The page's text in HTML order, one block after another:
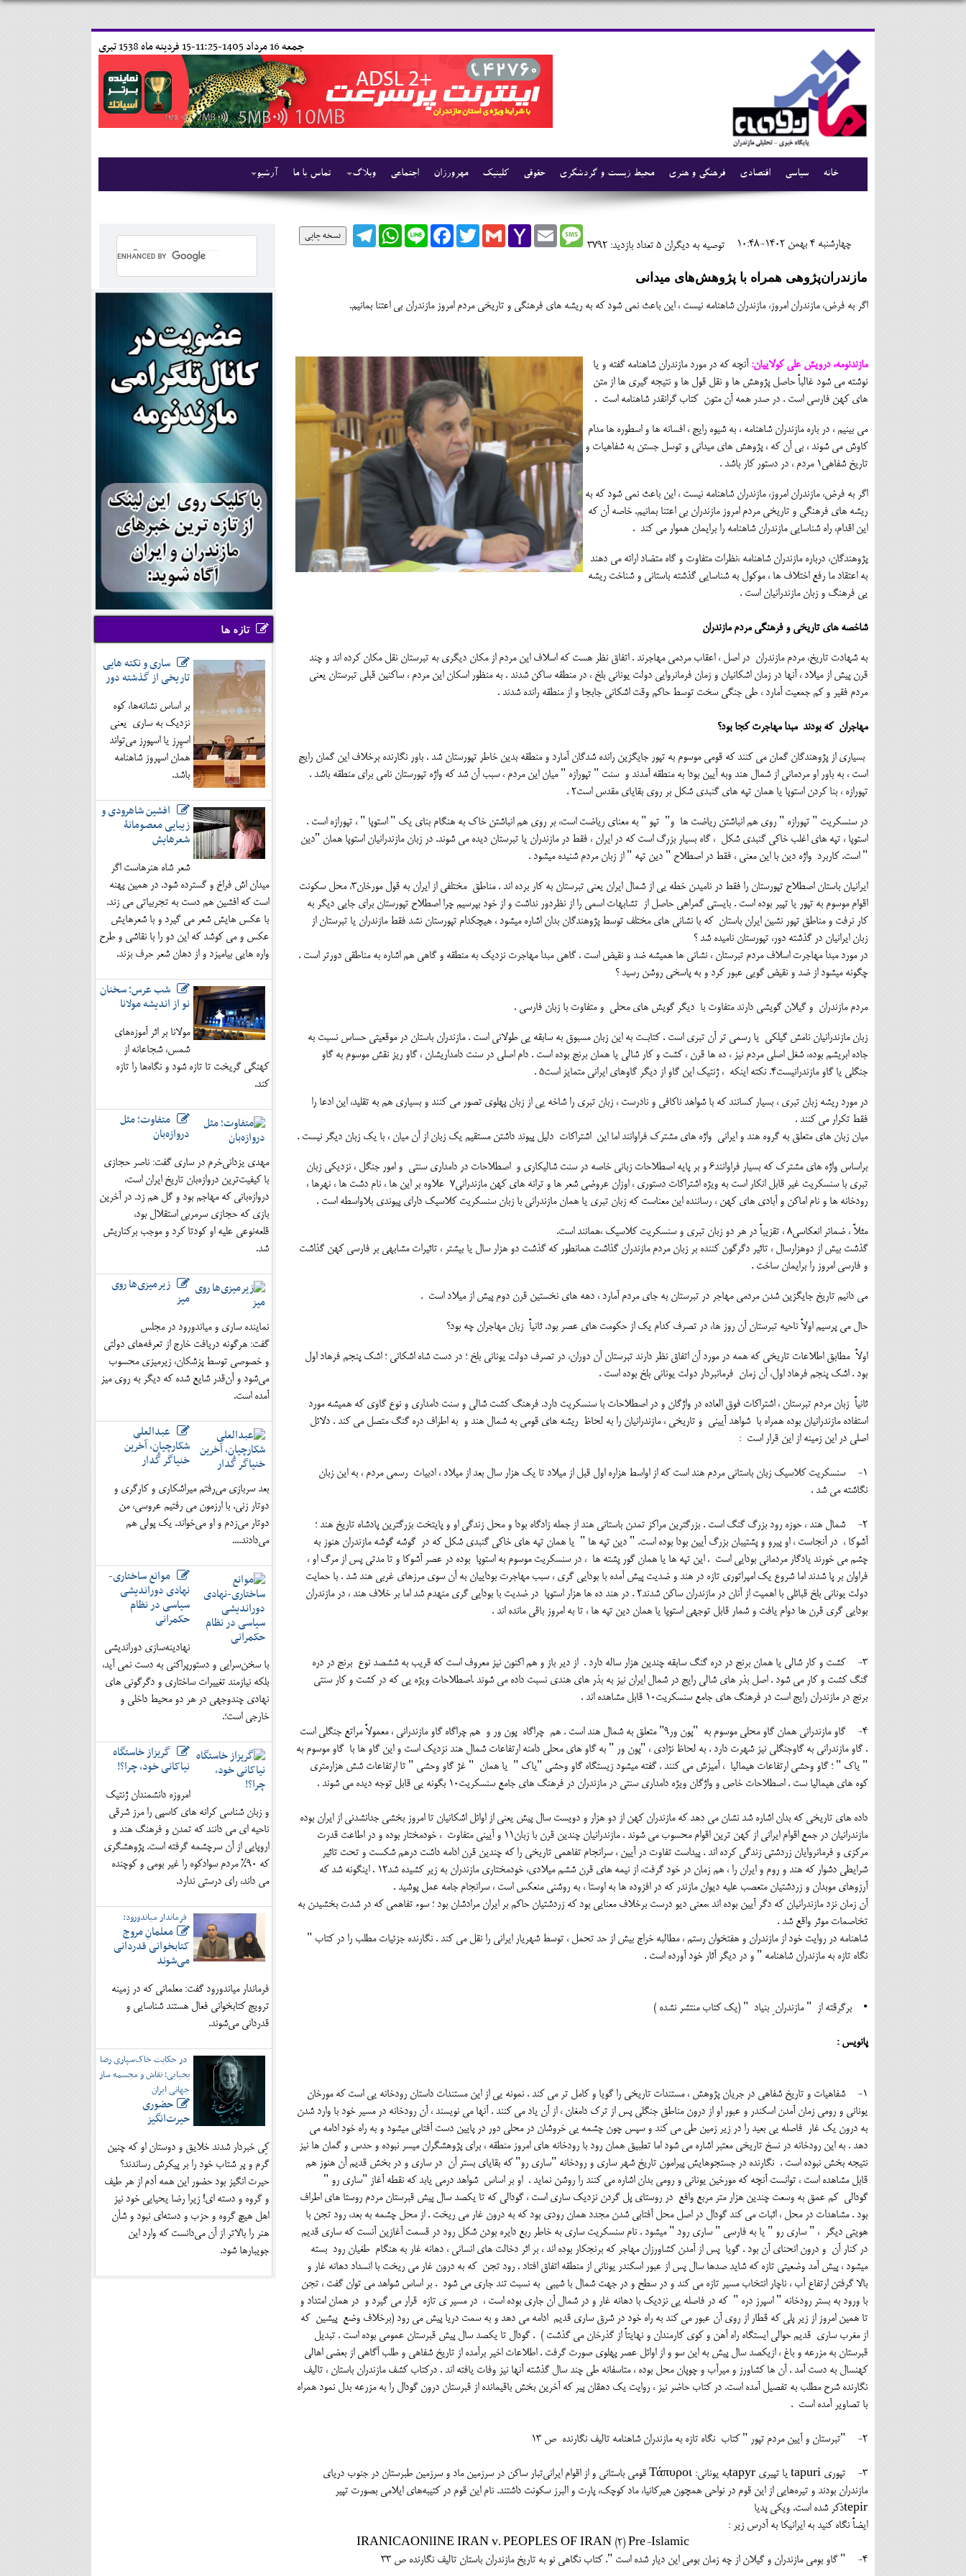
15 فردينه ماه 1538 تبری جمعه 16 مرداد 1405-11:25-
آرشیو تماس با ما وبلاگ اجتماعی مهرورزان کلینیک حقوقی محیط زیست و گردشگری فرهنگی و هنری اقتصادی سیاسی خانه
نسخه چاپیTelegramWhatsApp Line
FacebookTwitterGmailYahoo
Mail
EmailMessage
تعداد بازدید: 3792 توصیه به دیگران 5 چهارشنبه 4 بهمن 1402-10:48
مازندران‌پژوهی همراه با پژوهش‌های میدانی
اگر به فرض، مازندران امروز، مازندران شاهنامه نیست ، این باعث نمی شود که به ریشه های فرهنگی و تاریخی مردم امروز مازندران بی اعتنا بمانیم.
مازندنومه، درویش علی کولاییان: آنچه که در مورد مازندران شاهنامه گفته و یا
نوشته می شود غالباً حاصل پژوهش ها و نقل قول ها و نتیجه گیری ها از متن
های کهن فارسی است . در صدر همه آن متون کتاب گرانقدر شاهنامه است .
می بینیم ، در باره مازندران شاهنامه ، به شیوه رایج ، افسانه ها و اسطوره ها مدام
کاوش می شوند ، بی آن که ، پژوهش های میدانی و توسل جستن به شفاهیات و
تاریخ شفاهی1 مردم ، در دستور کار باشد .
اگر به فرض، مازندران امروز، مازندران شاهنامه نیست ، این باعث نمی شود که به
ریشه های فرهنگی و تاریخی مردم امروز مازندران بی اعتنا بمانیم. خاصه آن که
این اقدام، راه شناسایی مازندران شاهنامه را برایمان هموار می کند .
پژوهندگان، درباره مازندران شاهنامه ،نظرات متفاوت و گاه متضاد ارائه می دهند
به اعتقاد ما رفع اختلاف ها ، موکول به شناسایی گذشته باستانی و شناخت ریشه
یی فرهنگ و زبان مازندرانیان است .
شاخصه های تاریخی و فرهنگی مردم مازندران
به شهادت تاریخ، مردم مازندران در اصل ، اعقاب مردمی مهاجرند . اتفاق نظر هست که اسلاف این مردم از مکان دیگری به تبرستان نقل مکان کرده اند و چند
قرن پیش از میلاد ، آنها در زمان اشکانیان و زمان فرمانروایی دولت یونانی بلخ ، در منطقه ساکن شدند . به منظور اسکان این مردم ، ساکنین قبلی تبرستان یعنی
مردم فقیر و کم جمعیت آمارد ، طی جنگی سخت توسط حاکم وقت اشکانی جابجا و از منطقه رانده شدند .
مهاجران که بودند مبدا مهاجرت کجا بود؟
بسیاری از پژوهندگان گمان می کنند که قومی موسوم به تپور جایگزین رانده شدگان آمارد و منطقه بدین خاطر تپورستان شد . باور نگارنده برخلاف این گمان رایج
است ، به باور او مردمانی از شمال هند وبه آیین بودا به منطقه آمدند و سنت " تپورازه " میان این مردم ، سبب آن شد که واژه تپورستان نامی برای منطقه باشد .
تپورازه ، بنا کردن استوپا یا همان تپه های گنبدی شکل بر روی بقایای مقدس است2 .
در سنسکریت " تپورازه " روی هم انباشتن ریاضت ها و" تپو " به معنای ریاضت است، بر روی هم انباشتن خاک به هنگام بنای یک " استوپا " ، تپورازه است .
استوپا ، تپه های اغلب خاکی گنبدی شکل ، گاه بسیار بزرگ است که در ایران ، فقط در مازندران یا تبرستان دیده می شوند. در زبان مازندرانیان استوپا همان "دین
" است. کاربرد واژه دین با این معنی ، فقط در اصطلاح " دین تپه " از زبان مردم شنیده میشود .
ایرانیان باستان اصطلاح تپورستان را فقط در نامیدن خطه یی از شمال ایران یعنی تبرستان به کار برده اند . مناطق مختلفی از ایران به قول مورخان3، محل سکونت
اقوام موسوم به تپور یا تپیر بوده است . بایستی گمراهی حاصل از تشابهات اسمی را از نظردور نداشت و از خود بپرسیم چرا اصطلاح تپورستان برای جایی دیگر به
کار نرفت و مناطق تپور نشین ایران باستان که با نشانی های مختلف توسط پژوهندگان بدان اشاره میشود ، هیچکدام تپورستان نشد فقط مازندران یا تبرستان از
زبان ایرانیان در گذشته دور، تپورستان نامیده شد ؟
در مورد مبدا مهاجرت اسلاف مردم تبرستان ، نشانی ها همیشه ضد و نقیض است . گاهی مبدا مهاجرت نزدیک به منطقه و گاهی هم اشاره به مناطقی دورتر است .
چگونه میشود از ضد و نقیض گویی عبور کرد و به پاسخی روشن رسید ؟
مردم مازندران و گیلان گویشی دارند متفاوت با دیگر گویش های محلی و متفاوت با زبان فارسی .
زبان مازندرانیان نامش گیلکی یا رسمی تر آن تبری است . کتابـت به این زبان مسبوق به سابقه یی طولانی است . مازندران باستان در موقعیتی حساس نسبت به
جاده ابریشم بوده، شغل اصلی مردم نیز ، ده ها قرن ، کشت و کار شالی یا همان برنج بوده است . دام اصلی در سنت دامداریشان ، گاو ریز نقش موسوم به گاو
جنگلی یا گاو مازندرانیست4. نکته اینکه ، ژنتیک این گاو از دیگر گاوهای ایرانی متمایز است5 .
در مورد ریشه زبان تبری ، بسیار کسانند که با شواهد ناکافی و نادرست ، زبان تبری را شاخه یی از زبان پهلوی تصور می کنند و بسیاری هم به تقلید، این ادعا را
فقط تکرار می کنند .
میان زبان های متعلق به گروه هند و ایرانی واژه های مشترک فراوانند اما این اشتراکات دلیل پیوند داشتن مستقیم یک زبان از آن میان ، با یک زبان دیگر نیست .
براساس واژه های مشترک که بسیار فراوانند6 و بر پایه اصطلاحات زبانی خاصه در سنت شالیکاری و اصطلاحات در دامداری سنتی و امور جنگل ، نزدیکی زبان
تبری با سنسکریت غیر قابل انکار است به ویژه اشتراکات دستوری ، اوزان عروضی شعر ها و ترانه های کهن مازندرانی7 علاوه بر این ها ، نام دشت ها ، نهرها ،
رودخانه ها و نام اماکن و آبادی های کهن ، رساننده این معناست که زبان تبری یا همان مازندرانی با زبان سنسکریت کلاسیک دارای پیوندی بلاواسطه است .
مثلاً ، ضمائر انعکاسی8 ، تقزیباً در هر دو زبان تبری و سنسکریت کلاسیک ،همانند است.
گذشت بیش از دوهزارسال ، تاثیر دگرگون کننده بر زبان مردم مازندران گذاشت همانطور که گذشت دو هزار سال یا بیشتر ، تاثیرات مشابهی بر فارسی کهن گذاشت
و فارسی امروز را برایمان ساخت .
می دانیم تاریخ جایگزین شدن مردمی مهاجر در تبرستان به جای مردم آمارد ، دهه های نخستین قرن دوم پیش از میلاد است .
حال می پرسیم اولاً ناحیه تبرستان آن روز ها، در تصرف کدام یک از حکومت های عصر بود. ثانیاً زبان مهاجران چه بود؟
اولاً مطابق اطلاعات تاریخی که همه در مورد آن اتفاق نظر دارند تبرستان آن دوران، در تصرف دولت یونانی بلخ ؛ در دست شاه اشکانی ؛ اشک پنجم فرهاد اول
بود . اشک پنجم فرهاد اول، آن زمان فرمانبردار دولت یونانی بلخ بوده است .
ثانیاً زبان مردم تبرستان ، اشتراکات فوق العاده در واژگان و در اصطلاحات با سنسکریت دارد. فرهنگ کشت شالی و سنت دامداری و نوع گاوی که همیشه مورد
استفاده مازندرانیان بوده همراه با شواهد آیینی و تاریخی ، مازندرانیان را به لحاظ ریشه های قومی به شمال هند و به اطراف دره گنگ متصل می کند . دلائل
اصلی در این زمینه از این قرار است :
1- سنسکریت کلاسیک زبان باستانی مردم هند است که از اواسط هزاره اول قبل از میلاد تا یک هزار سال بعد از میلاد ، ادبیات رسمی مردم ، به این زبان
نگاشته می شد .
2- شمال هند ، حوزه رود بزرگ گنگ است . بزرگترین مراکز تمدن باستانی هند از جمله زادگاه بودا و محل زندگی او و پایتخت بزرگترین پادشاه تاریخ هند ؛
آشوکا ، در آنجاست ، او پیرو و پشتیبان بزرگ آیین بودا بوده است. " دین تپه ها " یا همان تپه های خاکی گنبدی شکل که در گوشه گوشه مازندران هنوز به
چشم می خورند یادگار مردمانی بودایی است . این تپه ها یا همان گور پشته ها ، در سنسکریت موسوم به استوپا بوده در عصر آشوکا و تا مدتی پس از مرگ او ،
فراوان بر پا شدند اما شروع یک امپراتوری تازه در هند و ضدیت پیش آمده با بودایی گری ، سبب مهاجرت بوداییان به آن سوی مرزهای غربی هند شد . با حمایت
دولت یونانی بلخ قبائلی با اهمیت از آنان در مازندران ساکن شدند2 . در هند ده ها هزار استوپا در ضدیت با بودایی گری منهدم شد اما بر خلاف هند ، در مازندران
بودایی گری قرن ها دوام یافت و شمار قابل توجهی استوپا یا همان دین تپه ها ، تا به امروز باقی مانده اند .
3- کشت و کار شالی یا همان برنج در دره گنگ سابقه چندین هزار ساله دارد . از دیر باز و هم اکنون نیز معروف است که قریب به ششصد نوع برنج در دره
گنگ کشت و کار می شود . اصل بذر های شالی رایج در شمال ایران نیز به بذر های هندی نسبت داده می شوند .اصطلاحات ویژه یی که در کشت و کار سنتی
برنج در مازندران رایج است در فرهنگ های جامع سنسکریت10 قابل مشاهده اند .
4- گاو مازندرانی همان گاو محلی موسوم به "پون ور9" متعلق به شمال هند است . هم چراگاه پون ور و هم چراگاه گاو مازندرانی ، معمولاً مراتع جنگلی است
. گاو مازندرانی به گاوجنگلی نیز شهرت دارد . به لحاظ نژادی ، "پون ور " به گاو های محلی دامنه ارتفاعات شمال هند نزدیک است و این گاو ها با گاو موسوم به
" یاک " ؛ گاو وحشی ارتفاعات هیمالیا ، آمیزش می کنند . گفته میشود زیستگاه گاو وحشی "یاک " یا همان " غژ گاو وحشی " تا ارتفاعات شش هزارمتری
کوه های هیمالیا ست . اصطلاحات خاص و واژگان ویژه دامداری سنتی در مازندران در فرهنگ های جامع سنسکریت10 بگونه یی قابل توجه دیده می شوند .
داده های تاریخی که بدان اشاره شد نشان می دهد که مازندران کهن از دو هزار و دویست سال پیش یعنی از اوائل اشکانیان تا امروز بخشی جدانشدنی از ایران بوده
مازندرانیان در جمع اقوام ایرانی از کهن ترین اقوام محسوب می شوند . مازندرانیان چندین قرن با زبان11 و آیینی متفاوت ، خودمختار بوده و در اطاعت قدرت
مرکزی و فرمانروایان زردشتی زندگی کرده اند . پیداست تفاوت در آیین ، سرانجام تفاهمی تاریخی را که چندین قرن ادامه داشت درهم شکست و تحت تاثیر
شرایطی دشوار که هند و روم و ایران را ، هم زمان در خود گرفت، از نیمه های قرن ششم میلادی، خودمختاری مازندران به زیر کشیده شد12 . اینگونه شد که
آرزوهای موبدان و زردشتیان متعصب علیه دیوان مازندر که در افزوده ها به اوستا ، به روشنی منعکس است ، سرانجام جامه عمل پوشید .
آن زمان نزد مازندرانیان که دگر آیین بوده اند ،معنی دیو درست برخلاف معنایی بود که زردشتیان حاکم بر ایران مرادشان بود ؛ سوء تفاهمی که در شدت بخشیدن به
تخاصمات موثر واقع شد .
شاهنامه در روایت خود از مازندران و هفتخوان رستم ، مطالبه خراج بیش از حد تحمل ، توسط شهریار ایرانی را نقل می کند . نگارنده جزئیات مطلب را در کتاب "
نگاه تازه به مازندران شاهنامه " و در دیگر آثار خود آورده است .
• برگرقته از " مازندران ِ بنیاد " (یک کتاب منتشر نشده )
پانویس :
1- شفاهیات و تاریخ شفاهی در جریان پژوهش ، مستندات تاریخی را گویا و کامل تر می کند . نمونه یی از این مستندات داستان رودخانه یی است که مورخان
یونانی و رومی زمان آمدن اسکندر و عبور او از درون مناطق جنگلی پس از ترک دامغان ، از آن یاد می کنند . آنها می نویسند ، آن رودخانه در مسیر خود با وارد شدن
به درون یک غار فاصله یی بعید را در زیر زمین طی می کند و سپس چون چشمه یی خروشان در محلی دور در پایین دست آفتابی میشود و به راه خود ادامه می
دهد . به این رودخانه در نسخ تاریخی معتبر اشاره می شود اما تطبیق همان رود با رودخانه های امروز منطقه ، برای پژوهشگران میسر نبوده و حدس و گمان ها نیز
نتیجه بخش نبوده است . نگارنده در جستجوهایش پیرامون تاریخ شهر ساری و رودخانه "ساری رو" که بقایای بستر آن در ساری و در بخش قدیم آن هنوز هم
قابل مشاهده است ، توانست آنچه که مورخین یونانی و رومی بدان اشاره می کنند را روشن نماید . او بر اساس شواهد درمی یابد که نقطه آغاز "ساری رو "
گودالی کم عمق به وسعت چندین هزار متر مربع وافع در روستای پل گردن نزدیک ساری است ، گودالی که تا یکصد سال پیش قبرستان مردم روستا های اطراف
بود . مشاهدات در محل ، اثبات می کند گودال در اصل محل آفتابی شدن مجدد همان رودی بود که به درون غار می ریخت . از محل چشمه به بعد، رود تجن با
هویتی دیگر ، " ساری رو " یا به فارسی " ساری رود " میشود . نام سنسکریت ساری به خاطر ربع دایره بودن شکل رود در قسمت آغازین آنست که ساری قدیم
در کنار آن و درون انحنای آن بود . گویا پس از آمدن کشاورزان مهاجر که برنجکار بوده اند ، بر اثر دخالت های انسانی ، دهانه غار به هنگام طغیان رود بسته
میشود ، پیش آمد وضعیتی تازه که شاید صدها سال پس از عبور اسکندر یونانی از منطقه اتفاق افتاد . رود تجن که به درون غار می ریخت با انسداد دهانه غار و
بالا گرفتن ارتفاع آب ، ناچار انتخاب مسیر تازه می کند و در سطح و در جهت شمال با شیبی به نسبت تند جاری می شود . بر اساس شواهد می توان گفت ، تجن
با ورود به بستر رودخانه " اسپرز دره " که در فاصله یی نزدیک با دهانه غار و در شمال آن جاری بوده است ، در مسیر ی تازه قرار می گیرد و در همان امتداد و
تا همین امروز از زیر پلی که قطار از روی آن عبور می کند به راه خود در شرق ساری قدیم ادامه می دهد و به سمت دریا پیش می رود (برخلاف وضع پیشین که
از مغرب ساری قدیم حوالی ایستگاه راه آهن و کوی کارمندان و نهایتاً از گذرخان می گذشت ) . گودال تا یکصد سال پیش قبرستان عمومی بوده است . تبدیل
قبرستان به مزرعه و باغ ، ازیکصد سال پیش به این سو و از اوائل عصر پهلوی صورت گرفت . اطلاعات اخیر برآمده از تاریخ شفاهی و طلب آگاهی از بعضی اهالی
کهنسال به دست آمد . آن ها کشاورز و میرآب و چوپان محل بوده ، متاسفانه طی چند سال گذشته آنها نیز وفات یافته اند . درکتاب کشف مازندران باستان ، تالیف
نگارنده شرح مطلب به تفصیل آمده است. در کتاب حاضر نیز ، روایت یک دهقان پیر که آخرین بخش باقیمانده از قبرستان درون گودال را به مزرعه بدل نمود همراه
با تصاویر آمده است .
2- "تبرستان و آیین مردم تپور " کتاب نگاه تازه به مازندران شاهنامه تالیف نگارنده ص 13
3- تپوری tapuri یا تپیری tapyrبه یونانی: Τάπυροι قومی باستانی و از اقوام ایرانی‌تبار ساکن در سرزمین ماد و سرزمین طبرستان در جنوب دریای
مازندران بودند و تیره‌هایی از این قوم در نواحی همچون هیرکانیا، ماد کوچک، پارت و البرز سکونت داشتند. نام این قوم در کتیبه‌های ایلامی بصورت تپیر
tepirذکر شده است. ویکی پدیا
ایضاً نگاه کنید به ایرانیکا به آدرس زیر :
4- " گاو بومی مازندران و گیلان از چه زمان بومی این دیار شده است ". کتاب نگاهی نو به تاریخ مازندران باستان تالیف نگارنده ص 33
تازه ها
ساری و نکته هایی
تاریخی از گذشته دور
بر اساس نشانه‌ها، کوه
نزدیک به ساری یعنی
اسپِرِز یا اسپورِز می‌تواند
همان اسپروز شاهنامه
باشد.
افشین شاهرودی و
زیبایی معصومانۀ
شعرهایش
شعر شاه هنرهاست اگر
میدان اش فراخ و گسترده شود. در همین پهنه
است که افشین هم دست به تجربیاتی می زند.
با عکس هایش شعر می گیرد و با شعرهایش
عکس و می کوشد که این دو را با نقاشی و طرح
واره هایی بیامیزد و از دهان شعر حرف بزند.
شب عرس؛ سخنان
نو از اندیشه مولانا
مولانا بر اثر آموزه‌های
شمس، شجاعانه از
کهنگی گریخت تا تازه شود و نگاه‌ها را تازه
کند.
متفاوت؛ مثل
دروازه‌بان
مهدی یزدانی‌خرم در ساری گفت: ناصر حجازی
با کیفیت‌ترین دروازه‌بان تاریخ ایران است،
دروازه‌بانی که مهاجم بود و گل هم زد. در آخرین
بازی که حجازی سرمربی استقلال بود،
قلعه‌نوعی علیه او کودتا کرد و موجب برکناریش
شد.
زیرمیزی‌ها روی
میز
نماینده ساری و میاندورود در مجلس
گفت: هرگونه دریافت خارج از تعرفه‌های دولتی
و خصوصی توسط پزشکان، زیرمیزی محسوب
می‌شود و آن‌قدر شایع شده که دیگر به روی میز
آمده است.
عبدالعلی
شکارچیان، آخرین
خنیاگر گُدار
بعد سربازی می‌رفتم میراشکاری و کارگری و
دوتار زنی. با ارزمون می رفتیم عروسی، من
دوتار می‌زدم و او می‌خواند. یک پولی هم
می‌دادند....
موانع ساختاری-
نهادی دوراندیشی
سیاسی در نظام
حکمرانی
نهادینه‌سازی دوراندیشی
با سخن‌سرایی و دستورپراکنی به دست نمی آید،
بلکه نیازمند تغییرات ساختاری و دگرگونی های
نهادی چندوجهی در هر دو محیط داخلی و
خارجی است؛.
گریزاز خاستگاه
نیاکانی خود، چرا؟!
امروزه دانشمندان ژنتیک
و زبان شناسی کرانه های کاسپی را مرز شرقی
ناحیه ای می دانند که تمدن و فرهنگ هند و
اروپایی از آن سرچشمه گرفته است. پژوهشگری
که 90% مردم سوادکوه را غیر بومی و کوچنده
می داند، رای درستی ندارد.
فرماندار میاندورود:
معلمانِ مروج
کتابخوانی قدردانی
می‌شوند
فرماندار میاندورود گفت: معلمانی که در زمینه
ترویج کتابخوانی فعال هستند شناسایی و
قدردانی می‌شوند.
در حکایت خاک‌سپاری رضا
یحیایی؛ نقاش و مجسمه ساز
جهانی ایران
حضوری
حیرت‌انگیز
کِی خبردار شدند خلایق و دوستان او که چنین
گرم و پر شتاب خود را بر پیکرش رساندند؟
حیرت انگیز بود حضور این همه آدم از هر طیف
و گروه و دسته ای! زیرا رضا یحیایی خود نیز
اهل هیچ گروه و حزب و دسته‌ای نبود و شأن
هنر را بالاتر از آن می‌دانست که وارد این
جویبارها شود.